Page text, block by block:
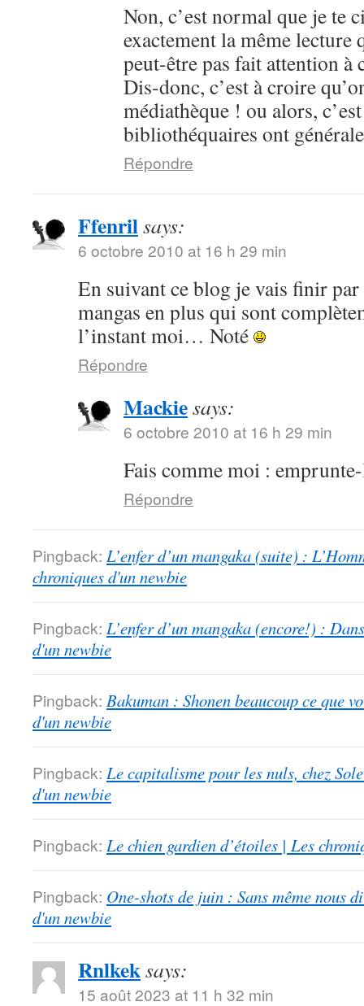
Non, c’est normal que je te
exactement la même lecture
peut-être pas fait attention à
Dis-donc, c’est à croire
médiathèque ! ou alors,
bibliothéquaires ont
Répondre
Ffenrilsays:
6 octobre 2010 at 16 h 29 min
En suivant ce blog je vais finir par
mangas en plus qui sont
l’instant moi… Noté
Répondre
Mackiesays:
6 octobre 2010 at 16 h 29 min
Fais comme moi :
Répondre
Pingback: L’enfer d’un mangaka (suite) :
chroniques d'un newbie
Pingback: L’enfer d’un mangaka (encore!) :
d'un newbie
Pingback: Bakuman : Shonen beaucoup ce que
d'un newbie
Pingback: Le capitalisme pour les nuls, chez
d'un newbie
Pingback: Le chien gardien d’étoiles | Les
Pingback: One-shots de juin : Sans même nous
d'un newbie
Rnlkeksays:
15 août 2023 at 11 h 32 min